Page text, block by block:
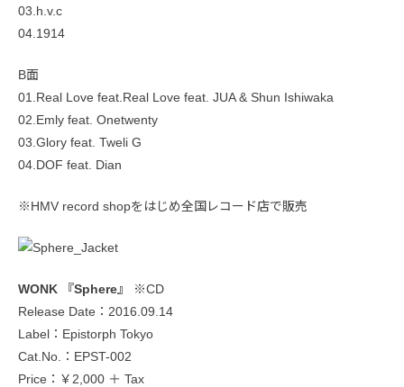
03.h.v.c
04.1914
B面
01.Real Love feat.Real Love feat. JUA & Shun Ishiwaka
02.Emly feat. Onetwenty
03.Glory feat. Tweli G
04.DOF feat. Dian
※HMV record shopをはじめ全国レコード店で販売
WONK 『Sphere』
※CD
Release Date：2016.09.14
Label：Epistorph Tokyo
Cat.No.：EPST-002
Price：￥2,000 ＋ Tax